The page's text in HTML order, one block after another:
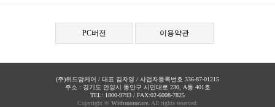
PC버전 이용약관
(주)위드맘케어 / 대표 김자영 / 사업자등록번호 336-87-01215
주소 : 경기도 안양시 동안구 시민대로 230, A동 401호
TEL: 1800-9793 / FAX:02-6008-7825
Copyright © Withmomcare. All rights reserved.